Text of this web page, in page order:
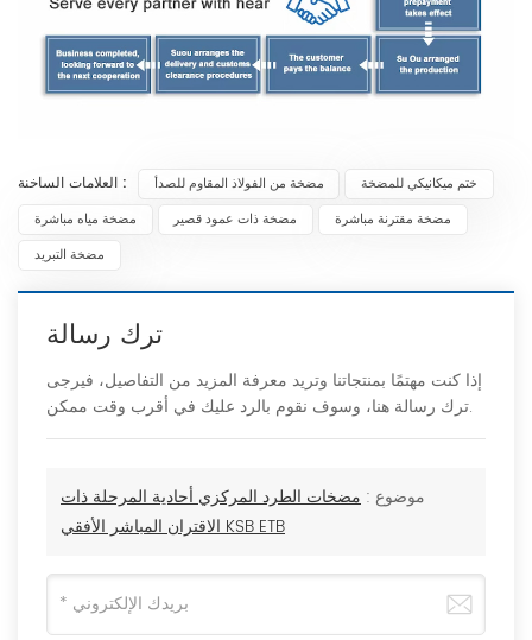
العلامات الساخنة : مضخة من الفولاذ المقاوم للصدأ
ختم ميكانيكي للمضخة
مضخة مياه مباشرة
مضخة ذات عمود قصير
مضخة مقترنة مباشرة
مضخة التبريد
ترك رسالة
إذا كنت مهتمًا بمنتجاتنا وتريد معرفة المزيد من التفاصيل، فيرجى
ترك رسالة هنا، وسوف نقوم بالرد عليك في أقرب وقت ممكن.
موضوع : مضخات الطرد المركزي أحادية المرحلة ذات
الاقتران المباشر الأفقي KSB ETB